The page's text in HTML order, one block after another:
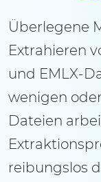
Überlegene
Extrahieren
und EMLX-
wenigen
Dateien
reibungslos